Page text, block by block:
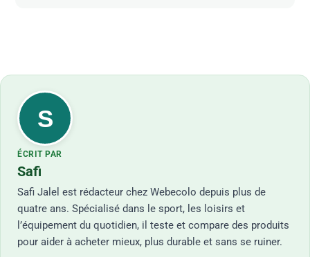
S
ÉCRIT PAR
Safi
Safi Jalel est rédacteur chez Webecolo depuis plus de
quatre ans. Spécialisé dans le sport, les loisirs et
l’équipement du quotidien, il teste et compare des produits
pour aider à acheter mieux, plus durable et sans se ruiner.